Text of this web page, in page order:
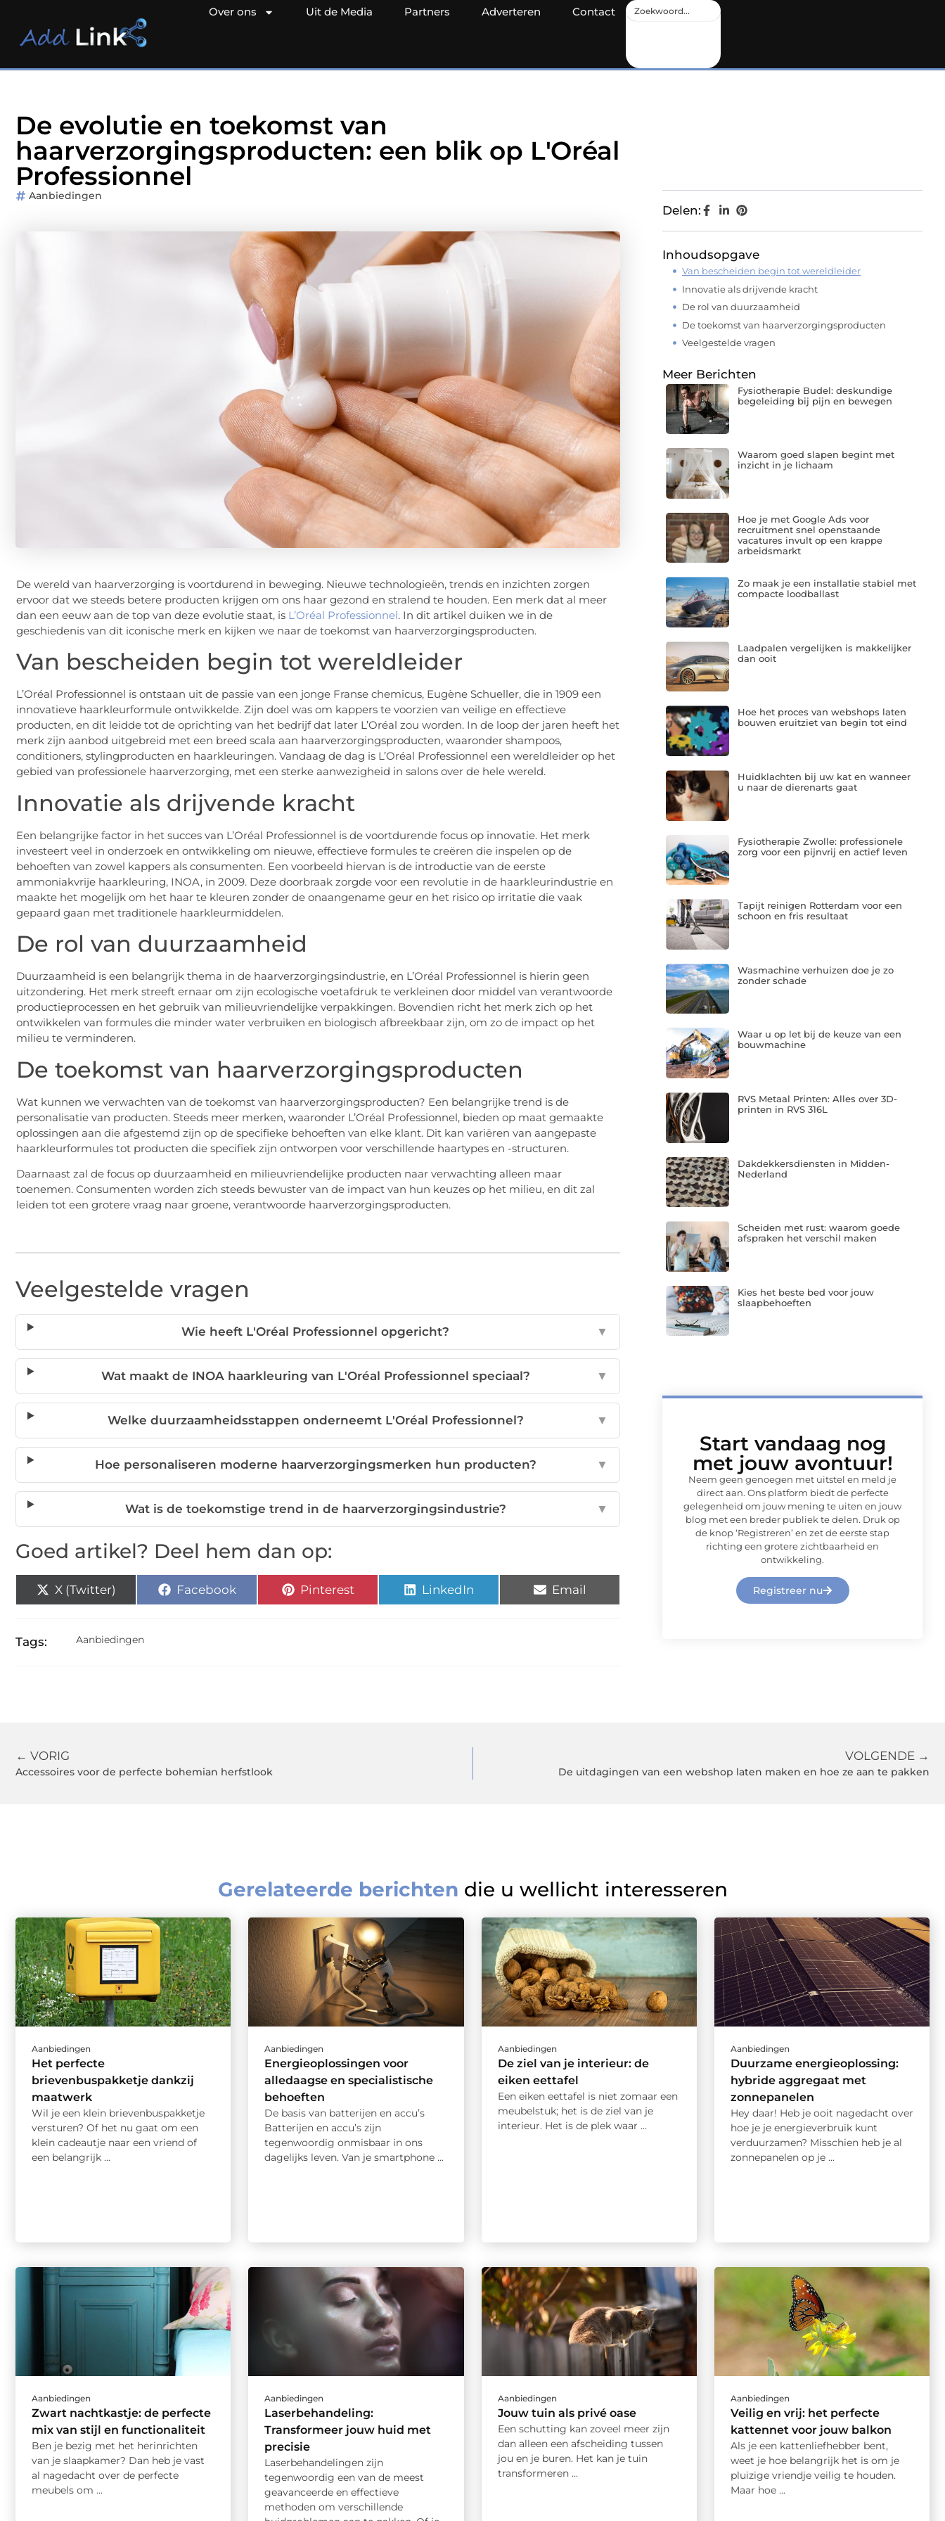
Over ons Uit de Media Partners Adverteren Contact
De evolutie en toekomst van
haarverzorgingsproducten: een blik op L'Oréal
Professionnel
Aanbiedingen
De wereld van haarverzorging is voortdurend in beweging. Nieuwe technologieën, trends en inzichten zorgen
ervoor dat we steeds betere producten krijgen om ons haar gezond en stralend te houden. Een merk dat al meer
dan een eeuw aan de top van deze evolutie staat, is L’Oréal Professionnel. In dit artikel duiken we in de
geschiedenis van dit iconische merk en kijken we naar de toekomst van haarverzorgingsproducten.
Van bescheiden begin tot wereldleider
L’Oréal Professionnel is ontstaan uit de passie van een jonge Franse chemicus, Eugène Schueller, die in 1909 een
innovatieve haarkleurformule ontwikkelde. Zijn doel was om kappers te voorzien van veilige en effectieve
producten, en dit leidde tot de oprichting van het bedrijf dat later L’Oréal zou worden. In de loop der jaren heeft het
merk zijn aanbod uitgebreid met een breed scala aan haarverzorgingsproducten, waaronder shampoos,
conditioners, stylingproducten en haarkleuringen. Vandaag de dag is L’Oréal Professionnel een wereldleider op het
gebied van professionele haarverzorging, met een sterke aanwezigheid in salons over de hele wereld.
Innovatie als drijvende kracht
Een belangrijke factor in het succes van L’Oréal Professionnel is de voortdurende focus op innovatie. Het merk
investeert veel in onderzoek en ontwikkeling om nieuwe, effectieve formules te creëren die inspelen op de
behoeften van zowel kappers als consumenten. Een voorbeeld hiervan is de introductie van de eerste
ammoniakvrije haarkleuring, INOA, in 2009. Deze doorbraak zorgde voor een revolutie in de haarkleurindustrie en
maakte het mogelijk om het haar te kleuren zonder de onaangename geur en het risico op irritatie die vaak
gepaard gaan met traditionele haarkleurmiddelen.
De rol van duurzaamheid
Duurzaamheid is een belangrijk thema in de haarverzorgingsindustrie, en L’Oréal Professionnel is hierin geen
uitzondering. Het merk streeft ernaar om zijn ecologische voetafdruk te verkleinen door middel van verantwoorde
productieprocessen en het gebruik van milieuvriendelijke verpakkingen. Bovendien richt het merk zich op het
ontwikkelen van formules die minder water verbruiken en biologisch afbreekbaar zijn, om zo de impact op het
milieu te verminderen.
De toekomst van haarverzorgingsproducten
Wat kunnen we verwachten van de toekomst van haarverzorgingsproducten? Een belangrijke trend is de
personalisatie van producten. Steeds meer merken, waaronder L’Oréal Professionnel, bieden op maat gemaakte
oplossingen aan die afgestemd zijn op de specifieke behoeften van elke klant. Dit kan variëren van aangepaste
haarkleurformules tot producten die specifiek zijn ontworpen voor verschillende haartypes en -structuren.
Daarnaast zal de focus op duurzaamheid en milieuvriendelijke producten naar verwachting alleen maar
toenemen. Consumenten worden zich steeds bewuster van de impact van hun keuzes op het milieu, en dit zal
leiden tot een grotere vraag naar groene, verantwoorde haarverzorgingsproducten.
Veelgestelde vragen
Wie heeft L'Oréal Professionnel opgericht? ▼
Wat maakt de INOA haarkleuring van L'Oréal Professionnel speciaal? ▼
Welke duurzaamheidsstappen onderneemt L'Oréal Professionnel? ▼
Hoe personaliseren moderne haarverzorgingsmerken hun producten? ▼
Wat is de toekomstige trend in de haarverzorgingsindustrie? ▼
Goed artikel? Deel hem dan op:
X (Twitter) Facebook Pinterest LinkedIn Email
Tags: Aanbiedingen
Delen:
Inhoudsopgave
Van bescheiden begin tot wereldleider
Innovatie als drijvende kracht
De rol van duurzaamheid
De toekomst van haarverzorgingsproducten
Veelgestelde vragen
Meer Berichten
Fysiotherapie Budel: deskundige
begeleiding bij pijn en bewegen
Waarom goed slapen begint met
inzicht in je lichaam
Hoe je met Google Ads voor
recruitment snel openstaande
vacatures invult op een krappe
arbeidsmarkt
Zo maak je een installatie stabiel met
compacte loodballast
Laadpalen vergelijken is makkelijker
dan ooit
Hoe het proces van webshops laten
bouwen eruitziet van begin tot eind
Huidklachten bij uw kat en wanneer
u naar de dierenarts gaat
Fysiotherapie Zwolle: professionele
zorg voor een pijnvrij en actief leven
Tapijt reinigen Rotterdam voor een
schoon en fris resultaat
Wasmachine verhuizen doe je zo
zonder schade
Waar u op let bij de keuze van een
bouwmachine
RVS Metaal Printen: Alles over 3D-
printen in RVS 316L
Dakdekkersdiensten in Midden-
Nederland
Scheiden met rust: waarom goede
afspraken het verschil maken
Kies het beste bed voor jouw
slaapbehoeften
Start vandaag nog
met jouw avontuur!
Neem geen genoegen met uitstel en meld je
direct aan. Ons platform biedt de perfecte
gelegenheid om jouw mening te uiten en jouw
blog met een breder publiek te delen. Druk op
de knop ‘Registreren’ en zet de eerste stap
richting een grotere zichtbaarheid en
ontwikkeling.
Registreer nu
← VORIG
Accessoires voor de perfecte bohemian herfstlook
VOLGENDE →
De uitdagingen van een webshop laten maken en hoe ze aan te pakken
Gerelateerde berichten die u wellicht interesseren
Aanbiedingen
Het perfecte
brievenbuspakketje dankzij
maatwerk
Wil je een klein brievenbuspakketje
versturen? Of het nu gaat om een
klein cadeautje naar een vriend of
een belangrijk ...
Aanbiedingen
Energieoplossingen voor
alledaagse en specialistische
behoeften
De basis van batterijen en accu’s
Batterijen en accu’s zijn
tegenwoordig onmisbaar in ons
dagelijks leven. Van je smartphone ...
Aanbiedingen
De ziel van je interieur: de
eiken eettafel
Een eiken eettafel is niet zomaar een
meubelstuk; het is de ziel van je
interieur. Het is de plek waar ...
Aanbiedingen
Duurzame energieoplossing:
hybride aggregaat met
zonnepanelen
Hey daar! Heb je ooit nagedacht over
hoe je je energieverbruik kunt
verduurzamen? Misschien heb je al
zonnepanelen op je ...
Aanbiedingen
Zwart nachtkastje: de perfecte
mix van stijl en functionaliteit
Ben je bezig met het herinrichten
van je slaapkamer? Dan heb je vast
al nagedacht over de perfecte
meubels om ...
Aanbiedingen
Laserbehandeling:
Transformeer jouw huid met
precisie
Laserbehandelingen zijn
tegenwoordig een van de meest
geavanceerde en effectieve
methoden om verschillende
Aanbiedingen
Jouw tuin als privé oase
Een schutting kan zoveel meer zijn
dan alleen een afscheiding tussen
jou en je buren. Het kan je tuin
transformeren ...
Aanbiedingen
Veilig en vrij: het perfecte
kattennet voor jouw balkon
Als je een kattenliefhebber bent,
weet je hoe belangrijk het is om je
pluizige vriendje veilig te houden.
Maar hoe ...